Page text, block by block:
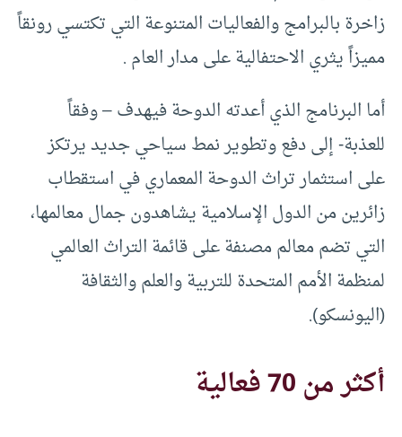
زاخرة بالبرامج والفعاليات المتنوعة التي تكتسي رونقاً
مميزاً يثري الاحتفالية على مدار العام .
أما البرنامج الذي أعدته الدوحة فيهدف – وفقاً
للعذبة- إلى دفع وتطوير نمط سياحي جديد يرتكز
على استثمار تراث الدوحة المعماري في استقطاب
زائرين من الدول الإسلامية يشاهدون جمال معالمها،
التي تضم معالم مصنفة على قائمة التراث العالمي
لمنظمة الأمم المتحدة للتربية والعلم والثقافة
(اليونسكو).
أكثر من 70 فعالية